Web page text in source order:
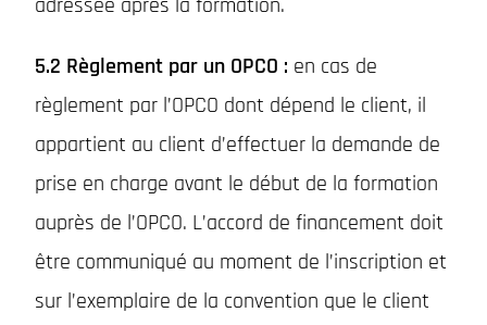
adressée après la formation.
5.2 Règlement par un OPCO : en cas de
règlement par l’OPCO dont dépend le client, il
appartient au client d’effectuer la demande de
prise en charge avant le début de la formation
auprès de l’OPCO. L’accord de financement doit
être communiqué au moment de l’inscription et
sur l’exemplaire de la convention que le client